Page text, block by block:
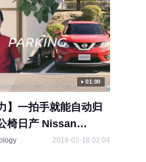
01:00
】一拍手就能自动归
椅日产 Nissan
Chair
2016-02-18 02:04